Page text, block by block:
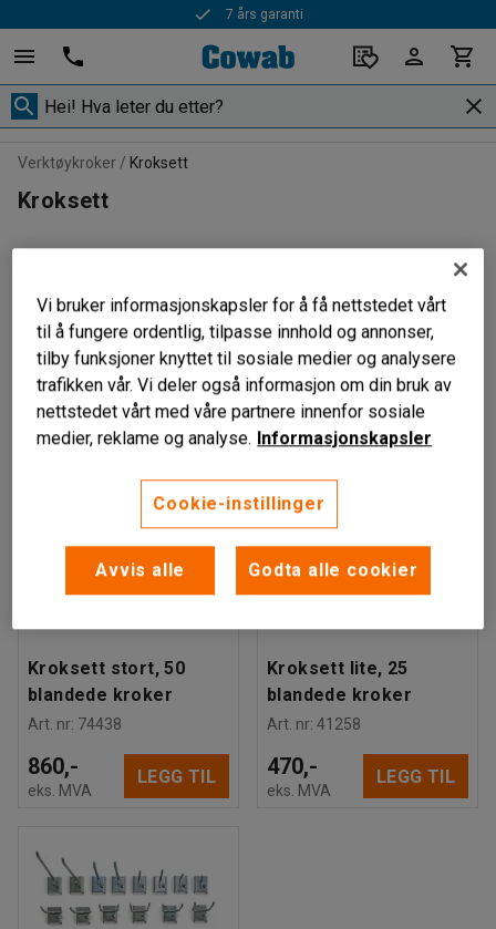
7 års garanti
Verktøykroker Kroksett
Kroksett
Sorter
3 produkter
Kroksett stort, 50
blandede kroker
Art. nr: 74438
860,-
eks. MVA
LEGG TIL
Kroksett lite, 25
blandede kroker
Art. nr: 41258
470,-
eks. MVA
LEGG TIL
Vi bruker informasjonskapsler for å få nettstedet vårt
til å fungere ordentlig, tilpasse innhold og annonser,
tilby funksjoner knyttet til sosiale medier og analysere
trafikken vår. Vi deler også informasjon om din bruk av
nettstedet vårt med våre partnere innenfor sosiale
medier, reklame og analyse. Informasjonskapsler
Cookie-instillinger
Avvis alle Godta alle cookier